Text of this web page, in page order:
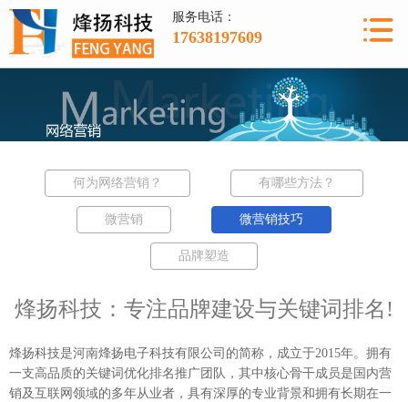
服务电话：
17638197609
何为网络营销？ 有哪些方法？
微营销 微营销技巧
品牌塑造
烽扬科技：专注品牌建设与关键词排名!
烽扬科技是河南烽扬电子科技有限公司 的简称，成立于2015年。拥有
一支高品质的关键词优化排名推广团队，其中核心骨干成员是国内营
销及互联网领域的多年从业者，具有深厚的专业背景和拥有长期在一